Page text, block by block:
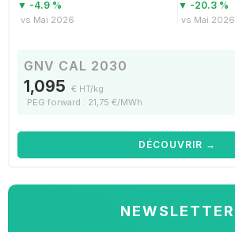
▼ -4.9 %
vs Mai 2026
▼ -20.3 %
vs Mai 2026
GNV CAL 2030
1,095 € HT/kg
PEG forward : 21,75 €/MWh
DÉCOUVRIR →
NEWSLETTER